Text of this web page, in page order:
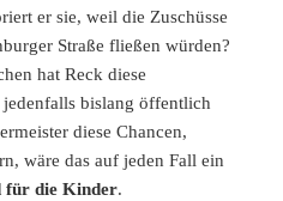
er sie, weil die Zuschüsse
Straße fließen würden?
hat Reck diese
bislang öffentlich
diese Chancen,
wäre das auf jeden Fall ein
für die Kinder.